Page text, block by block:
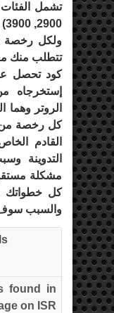
ولكل رخصة
كود تحصل
إستخرجاه
كل رخصة
القادم
التدوينة
مشكلة
كل خطواتك
والسبب
found in
on ISR